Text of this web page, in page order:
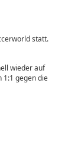
statt.
wieder auf
1:1 gegen die